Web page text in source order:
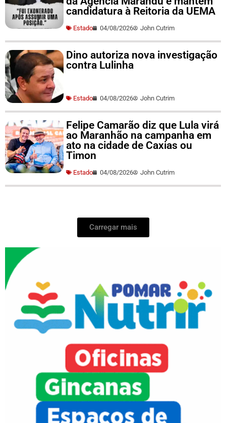
candidatura à Reitoria da UEMA
Estado 04/08/2026 John Cutrim
Dino autoriza nova investigação
contra Lulinha
Estado 04/08/2026 John Cutrim
Felipe Camarão diz que Lula virá
ao Maranhão na campanha em
ato na cidade de Caxias ou
Timon
Estado 04/08/2026 John Cutrim
Carregar mais